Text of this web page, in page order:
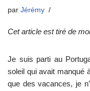
par Jérémy
Cet article est tiré de
Je suis parti au
soleil qui avait manqué
que des vacances, je